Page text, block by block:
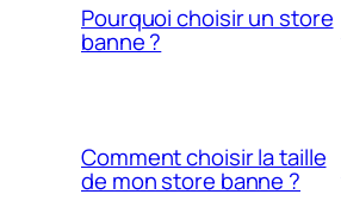
Pourquoi choisir un store
banne ?
Comment choisir la taille
de mon store banne ?